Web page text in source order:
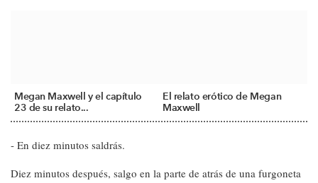
Megan Maxwell y el capítulo
23 de su relato...
El relato erótico de Megan
Maxwell
- En diez minutos saldrás.
Diez minutos después, salgo en la parte de atrás de una furgoneta